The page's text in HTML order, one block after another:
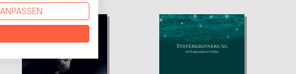
ANPASSEN